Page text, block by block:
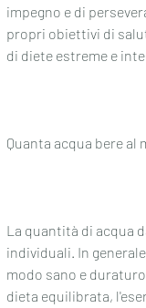
impegno e di
propri obiettivi di
di diete estreme e
Quanta acqua bere
La quantità di acqua
individuali. In
modo sano e
dieta equilibrata,